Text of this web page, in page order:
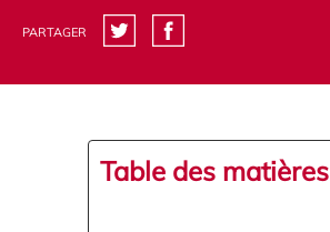
PARTAGER
Table des matières